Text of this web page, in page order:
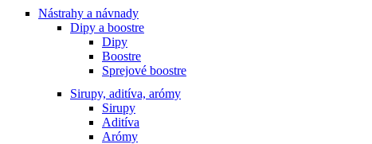
Nástrahy a návnady
Dipy a boostre
Dipy
Boostre
Sprejové boostre
Sirupy, aditíva, arómy
Sirupy
Aditíva
Arómy